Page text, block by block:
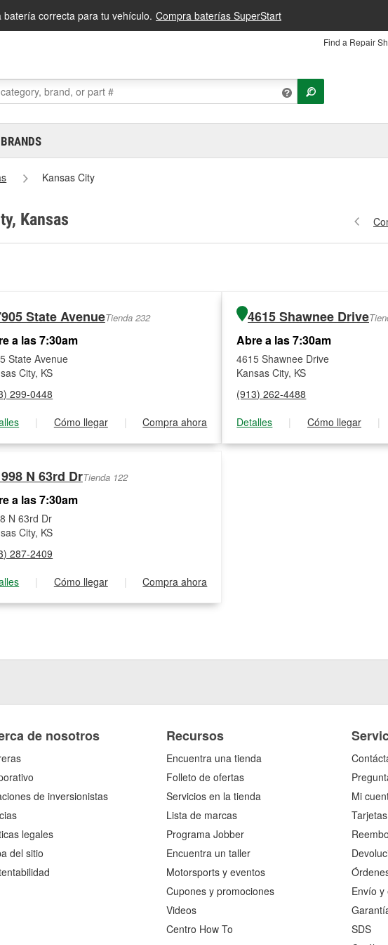
batería correcta para tu vehículo. Compra baterías SuperStart
Find a Repair
BRANDS
Kansas City
Kansas
State AvenueTienda 232
a las 7:30am
State Avenue
City, KS
299-0448
| Cómo llegar | Compra ahora
4615 Shawnee Drive
Abre a las 7:30am
4615 Shawnee Drive
Kansas City, KS
(913) 262-4488
Detalles
| Cómo llegar |
N 63rd DrTienda 122
a las 7:30am
N 63rd Dr
City, KS
287-2409
| Cómo llegar | Compra ahora
de nosotros
de inversionistas
legales
del sitio
Recursos
Encuentra una tienda
Folleto de ofertas
Servicios en la tienda
Lista de marcas
Programa Jobber
Encuentra un taller
Motorsports y eventos
Cupones y promociones
Videos
Centro How To
Mi
Envío y
SDS